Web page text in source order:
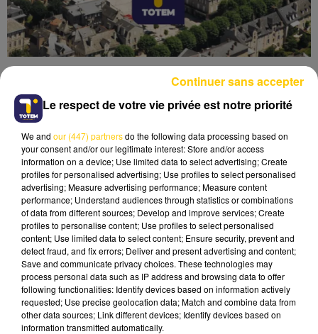
Lecture (4 min 41 sec)
7 août 2024 - 4 min 41 sec
L'INFO DE LA LOZÈRE DU 07/08/24 À
07H29
L'info de la Lozère
Le respect de votre vie privée est notre priorité
We and our (447) partnersdo the following data processing based on
your consent and/or our legitimate interest: Store and/or access
information on a device; Use limited data to select advertising; Create
profiles for personalised advertising; Use profiles to select personalised
advertising; Measure advertising performance; Measure content
performance; Understand audiences through statistics or combinations
of data from different sources; Develop and improve services; Create
profiles to personalise content; Use profiles to select personalised
content; Use limited data to select content; Ensure security, prevent and
detect fraud, and fix errors; Deliver and present advertising and content;
Save and communicate privacy choices. These technologies may
process personal data such as IP address and browsing data to offer
following functionalities: Identify devices based on information actively
requested; Use precise geolocation data; Match and combine data from
other data sources; Link different devices; Identify devices based on
information transmitted automatically.
Continuer sans accepter